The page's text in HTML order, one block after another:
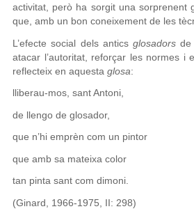
activitat, però ha sorgit una sorprenent
que, amb un bon coneixement de les
L’efecte social dels antics glosadorsde
atacar l’autoritat, reforçar les normes i
reflecteix en aquesta glosa:
lliberau-mos, sant Antoni,
de llengo de glosador,
que n’hi emprèn com un pintor
que amb sa mateixa color
tan pinta sant com dimoni.
(Ginard, 1966-1975, II: 298)